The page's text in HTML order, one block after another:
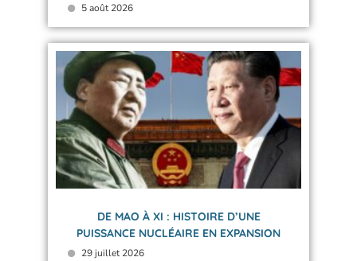
5 août 2026
DE MAO À XI : HISTOIRE D’UNE
PUISSANCE NUCLÉAIRE EN EXPANSION
29 juillet 2026